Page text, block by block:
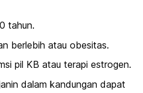
tahun.
berlebih atau obesitas.
pil KB atau terapi estrogen.
dalam kandungan dapat